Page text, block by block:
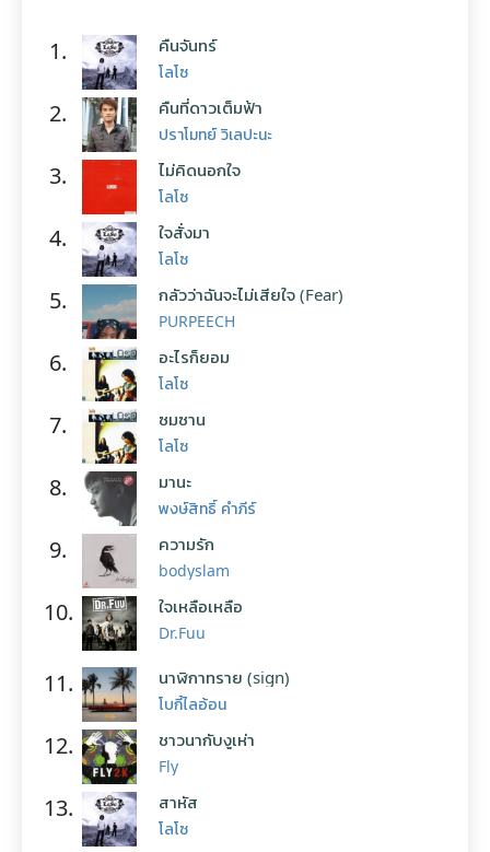
1. คืนจันทร์
โลโซ
2. คืนที่ดาวเต็มฟ้า
ปราโมทย์ วิเลปะนะ
3. ไม่คิดนอกใจ
โลโซ
4. ใจสั่งมา
โลโซ
5. กลัวว่าฉันจะไม่เสียใจ (Fear)
PURPEECH
6. อะไรก็ยอม
โลโซ
7. ซมซาน
โลโซ
8. มานะ
พงษ์สิทธิ์ คำภีร์
9. ความรัก
bodyslam
10. ใจเหลือเหลือ
Dr.Fuu
11. นาฬิกาทราย (sign)
โบกี้ไลอ้อน
12. ชาวนากับงูเห่า
Fly
13. สาหัส
โลโซ